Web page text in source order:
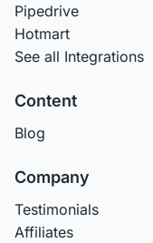
Pipedrive
Hotmart
See all Integrations
Content
Blog
Company
Testimonials
Affiliates